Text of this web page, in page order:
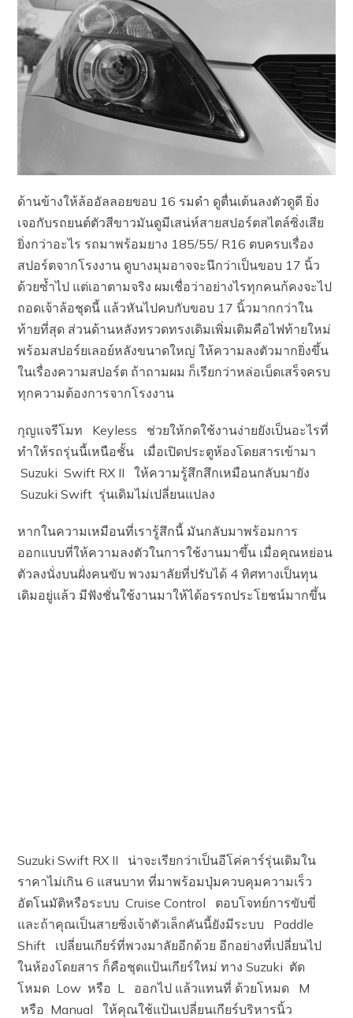
ด้านข้างให้ล้ออัลลอยขอบ 16 รมดำ ดูตื่นเต้นลงตัวดูดี ยิ่ง
เจอกับรถยนต์ตัวสีขาวมันดูมีเสน่ห์สายสปอร์ตสไตล์ซิ่งเสีย
ยิ่งกว่าอะไร รถมาพร้อมยาง 185/55/ R16 ตบครบเรื่อง
สปอร์ตจากโรงงาน ดูบางมุมอาจจะนึกว่าเป็นขอบ 17 นิ้ว
ด้วยซ้ำไป แต่เอาตามจริง ผมเชื่อว่าอย่างไรทุกคนก้คงจะไป
ถอดเจ้าล้อชุดนี้ แล้วหันไปคบกับขอบ 17 นิ้วมากกว่าใน
ท้ายที่สุด ส่วนด้านหลังทรวดทรงเดิมเพิ่มเติมคือไฟท้ายใหม่
พร้อมสปอร์ยเลอย์หลังขนาดใหญ่ ให้ความลงตัวมากยิ่งขึ้น
ในเรื่องความสปอร์ต ถ้าถามผม ก็เรียกว่าหล่อเบ็ดเสร็จครบ
ทุกความต้องการจากโรงงาน
กุญแจรีโมท Keyless ช่วยให้กดใช้งานง่ายยังเป็นอะไรที่
ทำให้รถรุ่นนี้เหนือชั้น เมื่อเปิดประตูห้องโดยสารเข้ามา
Suzuki Swift RX II ให้ความรู้สึกสึกเหมือนกลับมายัง
Suzuki Swift รุ่นเดิมไม่เปลี่ยนแปลง
หากในความเหมือนที่เรารู้สึกนี้ มันกลับมาพร้อมการ
ออกแบบที่ให้ความลงตัวในการใช้งานมาขึ้น เมื่อคุณหย่อน
ตัวลงนั่งบนฝั่งคนขับ พวงมาลัยที่ปรับได้ 4 ทิศทางเป็นทุน
เดิมอยู่แล้ว มีฟังชั่นใช้งานมาให้ได้อรรถประโยชน์มากขึ้น
Suzuki Swift RX II น่าจะเรียกว่าเป็นอีโค่คาร์รุ่นเดิมใน
ราคาไม่เกิน 6 แสนบาท ที่มาพร้อมปุ่มควบคุมความเร็ว
อัตโนมัติหรือระบบ Cruise Control ตอบโจทย์การขับขี่
และถ้าคุณเป็นสายซิ่งเจ้าตัวเล็กคันนี้ยังมีระบบ Paddle
Shift เปลี่ยนเกียร์ที่พวงมาลัยอีกด้วย อีกอย่างที่เปลี่ยนไป
ในห้องโดยสาร ก็คือชุดแป้นเกียร์ใหม่ ทาง Suzuki ตัด
โหมด Low หรือ L ออกไป แล้วแทนที่ ด้วยโหมด M
หรือ Manual ให้คุณใช้แป้นเปลี่ยนเกียร์บริหารนิ้ว